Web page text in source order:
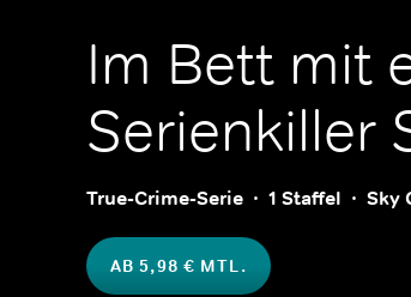
Im Bett mit
Serienkiller
True-Crime-Serie 1 Staffel Sky
AB 5,98 € MTL.